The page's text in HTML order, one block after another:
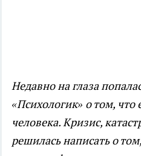
Недавно на глаза
«Психологик» о том, что
человека. Кризис,
решилась написать о